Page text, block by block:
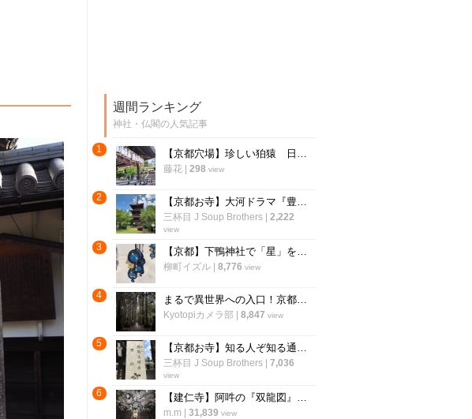
週間ランキング
神社・仏閣の人気記事
1 【京都穴場】珍しい狛猿 日吉山王七神をお祀りする「新日吉神宮」
藤花| 298 view
2 【京都お寺】大河ドラマ『豊臣兄弟』で注目☆秀吉が一夜で三重塔建立の通称“宝寺”「宝積寺」
三杯目 J Soup Brothers| 2,222
view
3 【京都】下鴨神社で「星」をモチーフにした「四季守」が限定授与
柳町イズル| 8,776 view
4 まるで異世界への入口！京都の穴場パワースポット「賀茂神社」【京北町】
Kyotopiカメラ部 8,847 view
5 【京都お寺】知る人ぞ知る通称『賽（さい）の河原』で知られる西院立地「高山寺」
三杯目 J Soup Brothers| 7,036
view
6 【建仁寺】阿吽の『双龍図』は圧巻の迫力！一見の価値あり♪【京都 祇園】
m.m 31,839 view